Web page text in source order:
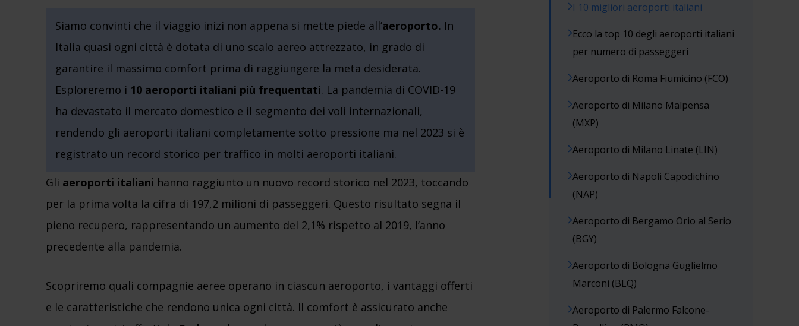
Siamo convinti che il viaggio inizi non appena si mette piede all’aeroporto. In
Italia quasi ogni città è dotata di uno scalo aereo attrezzato, in grado di
garantire il massimo comfort prima di raggiungere la meta desiderata.
Esploreremo i 10 aeroporti italiani più frequentati. La pandemia di COVID-19
ha devastato il mercato domestico e il segmento dei voli internazionali,
rendendo gli aeroporti italiani completamente sotto pressione ma nel 2023 si è
registrato un record storico per traffico in molti aeroporti italiani.
Gli aeroporti italiani hanno raggiunto un nuovo record storico nel 2023, toccando
per la prima volta la cifra di 197,2 milioni di passeggeri. Questo risultato segna il
pieno recupero, rappresentando un aumento del 2,1% rispetto al 2019, l’anno
precedente alla pandemia.
Scopriremo quali compagnie aeree operano in ciascun aeroporto, i vantaggi offerti
e le caratteristiche che rendono unica ogni città. Il comfort è assicurato anche
I 10 migliori aeroporti italiani
Ecco la top 10 degli aeroporti italiani
per numero di passeggeri
Aeroporto di Roma Fiumicino (FCO)
Aeroporto di Milano Malpensa
(MXP)
Aeroporto di Milano Linate (LIN)
Aeroporto di Napoli Capodichino
(NAP)
Aeroporto di Bergamo Orio al Serio
(BGY)
Aeroporto di Bologna Guglielmo
Marconi (BLQ)
Aeroporto di Palermo Falcone-